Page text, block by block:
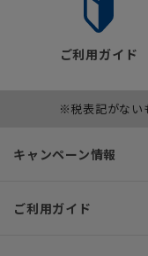
ご利用ガイド
※税表記がない
キャンペーン情報
ご利用ガイド